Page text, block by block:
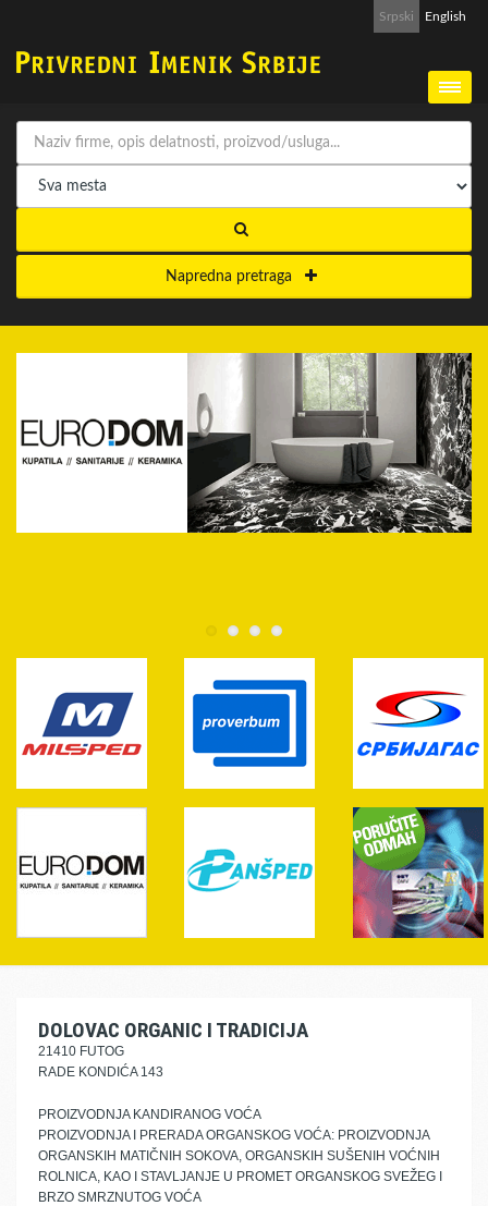
Srpski English
Napredna pretraga
DOLOVAC ORGANIC I TRADICIJA
21410 FUTOG
RADE KONDIĆA 143
PROIZVODNJA KANDIRANOG VOĆA
PROIZVODNJA I PRERADA ORGANSKOG VOĆA: PROIZVODNJA
ORGANSKIH MATIČNIH SOKOVA, ORGANSKIH SUŠENIH VOĆNIH
ROLNICA, KAO I STAVLJANJE U PROMET ORGANSKOG SVEŽEG I
BRZO SMRZNUTOG VOĆA